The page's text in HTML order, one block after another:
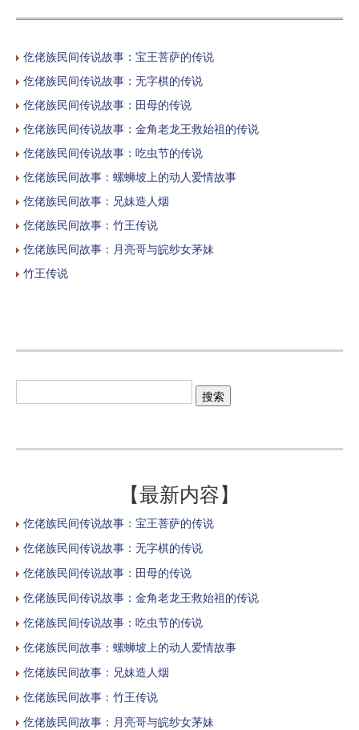
仡佬族民间传说故事：宝王菩萨的传说
仡佬族民间传说故事：无字棋的传说
仡佬族民间传说故事：田母的传说
仡佬族民间传说故事：金角老龙王救始祖的传说
仡佬族民间传说故事：吃虫节的传说
仡佬族民间故事：螺蛳坡上的动人爱情故事
仡佬族民间故事：兄妹造人烟
仡佬族民间故事：竹王传说
仡佬族民间故事：月亮哥与皖纱女茅妹
竹王传说
【最新内容】
仡佬族民间传说故事：宝王菩萨的传说
仡佬族民间传说故事：无字棋的传说
仡佬族民间传说故事：田母的传说
仡佬族民间传说故事：金角老龙王救始祖的传说
仡佬族民间传说故事：吃虫节的传说
仡佬族民间故事：螺蛳坡上的动人爱情故事
仡佬族民间故事：兄妹造人烟
仡佬族民间故事：竹王传说
仡佬族民间故事：月亮哥与皖纱女茅妹